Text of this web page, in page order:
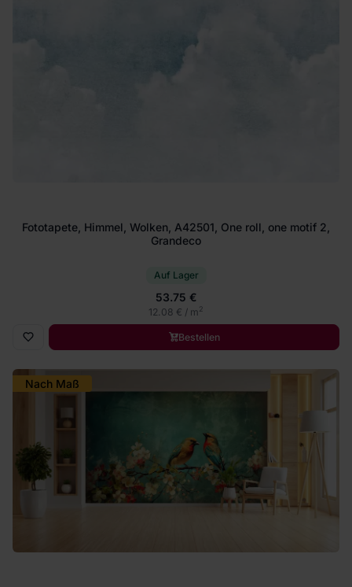
Fototapete, Himmel, Wolken, A42501, One roll, one motif 2,
Grandeco
Auf Lager
53.75 €
12.08 € / m2
Bestellen
Nach Maß